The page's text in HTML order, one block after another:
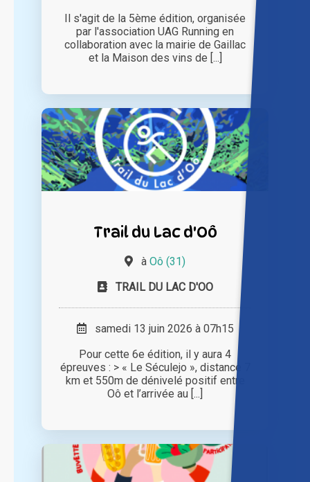
Il s'agit de la 5ème édition, organisée
par l'association UAG Running en
collaboration avec la mairie de Gaillac
et la Maison des vins de [...]
Trail du Lac d'Oô
à Oô (31)
TRAIL DU LAC D'OO
samedi 13 juin 2026 à 07h15
Pour cette 6e édition, il y aura 4
épreuves : > « Le Séculejo », distance 7
km et 550m de dénivelé positif entre
Oô et l’arrivée au [...]